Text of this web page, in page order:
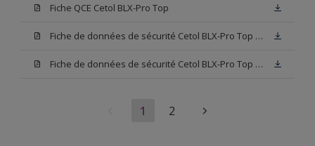
Fiche QCE Cetol BLX-Pro Top
Fiche de données de sécurité Cetol BLX-Pro Top 003
Fiche de données de sécurité Cetol BLX-Pro Top Base TU
1 2